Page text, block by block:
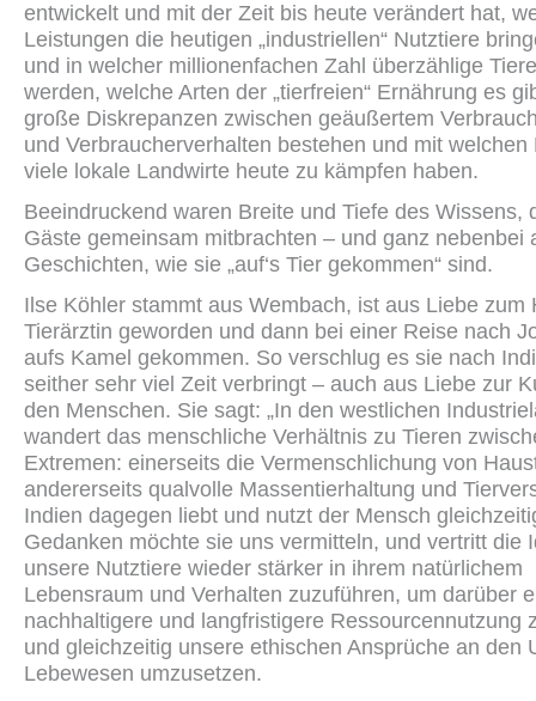
entwickelt und mit der Zeit bis heute verändert hat,
Leistungen die heutigen „industriellen“ Nutztiere
und in welcher millionenfachen Zahl überzählige
werden, welche Arten der „tierfreien“ Ernährung es
große Diskrepanzen zwischen geäußertem
und Verbraucherverhalten bestehen und mit welchen
viele lokale Landwirte heute zu kämpfen haben.
Beeindruckend waren Breite und Tiefe des Wissens,
Gäste gemeinsam mitbrachten – und ganz nebenbei
Geschichten, wie sie „auf‘s Tier gekommen“ sind.
Ilse Köhler stammt aus Wembach, ist aus Liebe zum
Tierärztin geworden und dann bei einer Reise nach
aufs Kamel gekommen. So verschlug es sie nach
seither sehr viel Zeit verbringt – auch aus Liebe zur
den Menschen. Sie sagt: „In den westlichen
wandert das menschliche Verhältnis zu Tieren
Extremen: einerseits die Vermenschlichung von
andererseits qualvolle Massentierhaltung und
Indien dagegen liebt und nutzt der Mensch
Gedanken möchte sie uns vermitteln, und vertritt die
unsere Nutztiere wieder stärker in ihrem natürlichem
Lebensraum und Verhalten zuzuführen, um darüber
nachhaltigere und langfristigere Ressourcennutzung
und gleichzeitig unsere ethischen Ansprüche an den
Lebewesen umzusetzen.